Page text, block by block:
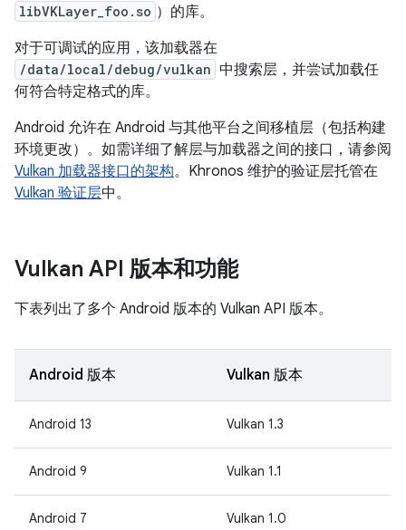
libVKLayer_foo.so ）的库。
对于可调试的应用，该加载器在
/data/local/debug/vulkan 中搜索层，并尝试加载任
何符合特定格式的库。
Android 允许在 Android 与其他平台之间移植层（包括构建
环境更改）。如需详细了解层与加载器之间的接口，请参阅
Vulkan 加载器接口的架构。Khronos 维护的验证层托管在
Vulkan 验证层中。
Vulkan API 版本和功能
下表列出了多个 Android 版本的 Vulkan API 版本。
Android 版本 Vulkan 版本
Android 13 Vulkan 1.3
Android 9 Vulkan 1.1
Android 7 Vulkan 1.0